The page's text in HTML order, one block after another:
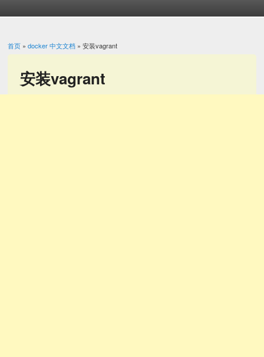
你在这里
首页 »docker 中文文档 » 安装vagrant
安装vagrant